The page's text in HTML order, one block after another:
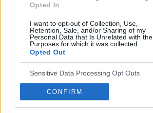
Opted In
I want to opt-out of Collection, Use,
Retention, Sale, and/or Sharing of my
Personal Data that Is Unrelated with the
Purposes for which it was collected.
Opted Out
Sensitive Data Processing Opt Outs
CONFIRM
POPULARNE PORADY